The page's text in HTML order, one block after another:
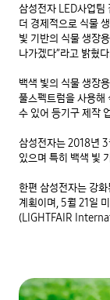
삼성전자 LED사업팀
더 경제적으로 식물
빛 기반의 식물 생장
나가겠다”라고 밝혔
백색 빛의 식물 생장
풀스펙트럼을 사용해
수 있어 등기구 제작
삼성전자는 2018년
있으며 특히 백색 빛
한편 삼성전자는 강
계획이며, 5월 21일
(LIGHTFAIR